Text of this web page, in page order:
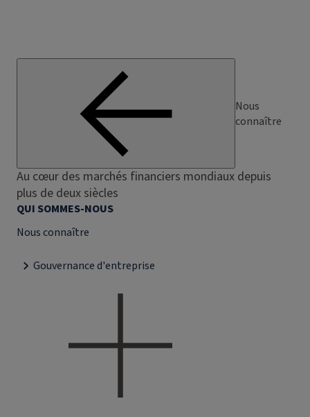
Nous
connaître
Au cœur des marchés financiers mondiaux depuis
plus de deux siècles
QUI SOMMES-NOUS
Nous connaître
Gouvernance d'entreprise